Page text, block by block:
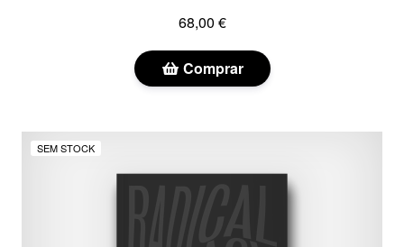
68,00 €
Comprar
SEM STOCK